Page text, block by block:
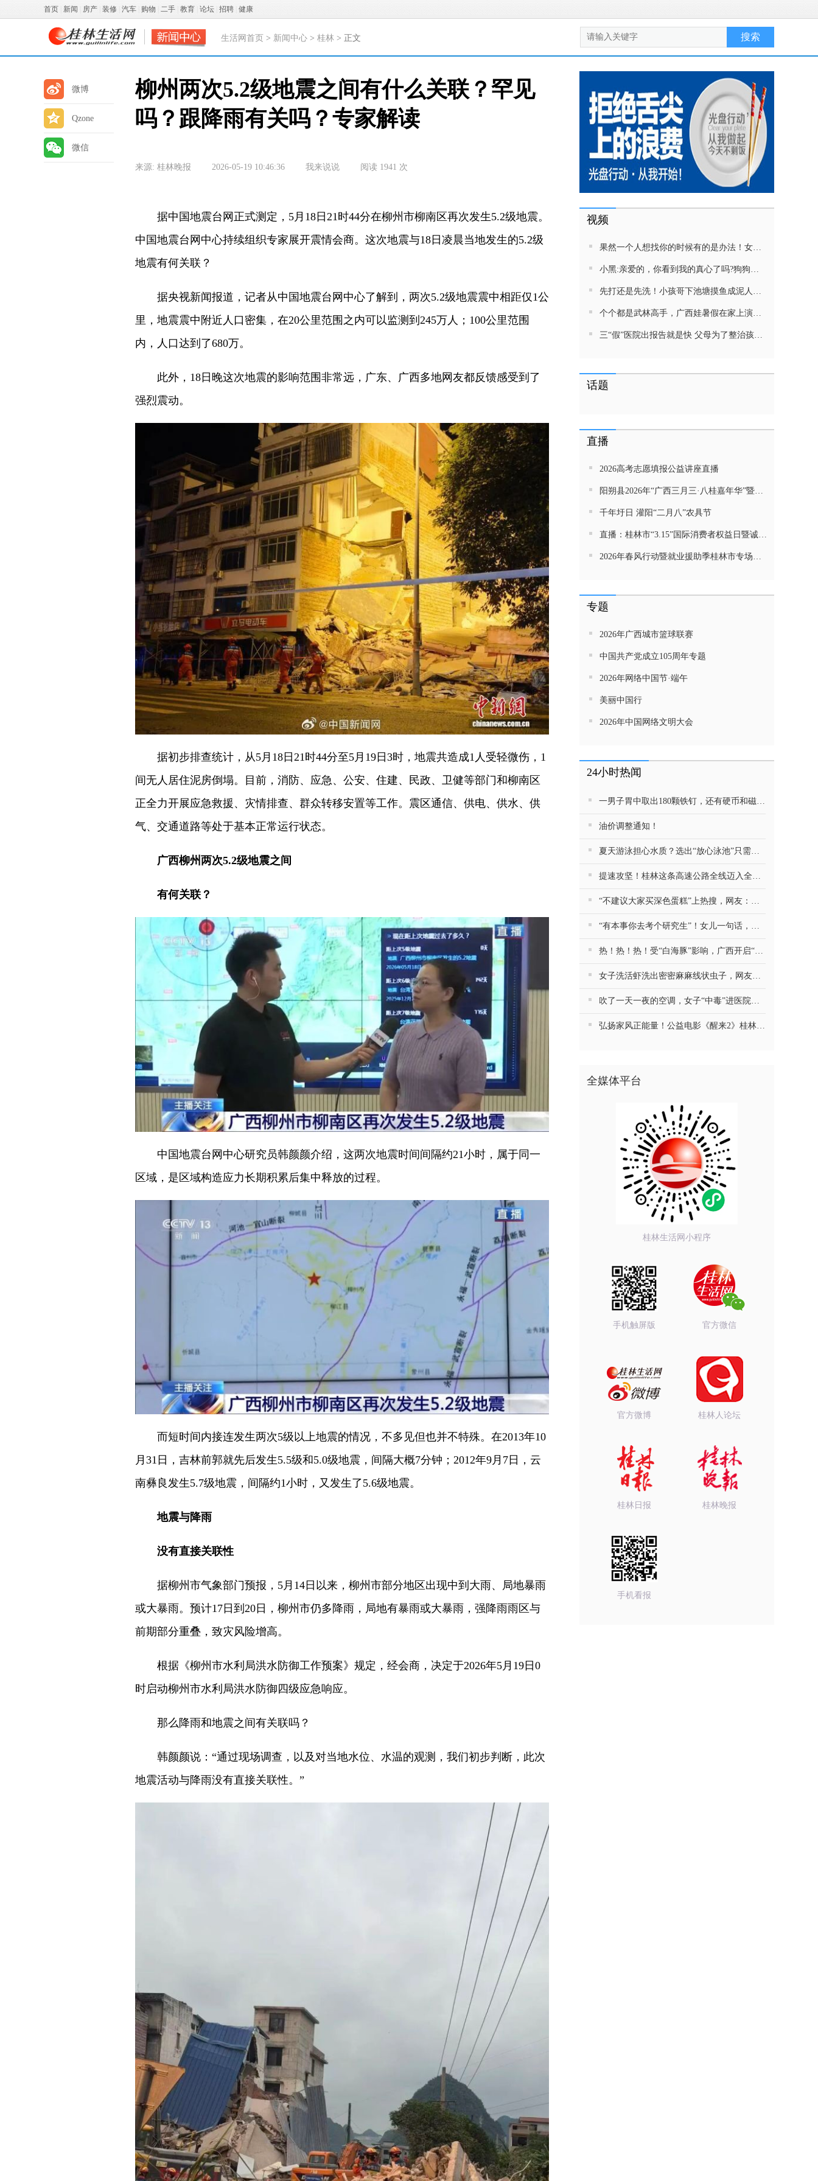
首页 新闻 房产 装修 汽车 购物 二手 教育 论坛 招聘 健康
生活网首页 > 新闻中心 > 桂林 > 正文
微博
Qzone
微信
柳州两次5.2级地震之间有什么关联？罕见
吗？跟降雨有关吗？专家解读
来源: 桂林晚报 2026-05-19 10:46:36 我来说说 阅读 1941 次
据中国地震台网正式测定，5月18日21时44分在柳州市柳南区再次发生5.2级地震。
中国地震台网中心持续组织专家展开震情会商。这次地震与18日凌晨当地发生的5.2级
地震有何关联？
据央视新闻报道，记者从中国地震台网中心了解到，两次5.2级地震震中相距仅1公
里，地震震中附近人口密集，在20公里范围之内可以监测到245万人；100公里范围
内，人口达到了680万。
此外，18日晚这次地震的影响范围非常远，广东、广西多地网友都反馈感受到了
强烈震动。
据初步排查统计，从5月18日21时44分至5月19日3时，地震共造成1人受轻微伤，1
间无人居住泥房倒塌。目前，消防、应急、公安、住建、民政、卫健等部门和柳南区
正全力开展应急救援、灾情排查、群众转移安置等工作。震区通信、供电、供水、供
气、交通道路等处于基本正常运行状态。
广西柳州两次5.2级地震之间
有何关联？
中国地震台网中心研究员韩颜颜介绍，这两次地震时间间隔约21小时，属于同一
区域，是区域构造应力长期积累后集中释放的过程。
而短时间内接连发生两次5级以上地震的情况，不多见但也并不特殊。在2013年10
月31日，吉林前郭就先后发生5.5级和5.0级地震，间隔大概7分钟；2012年9月7日，云
南彝良发生5.7级地震，间隔约1小时，又发生了5.6级地震。
地震与降雨
没有直接关联性
据柳州市气象部门预报，5月14日以来，柳州市部分地区出现中到大雨、局地暴雨
或大暴雨。预计17日到20日，柳州市仍多降雨，局地有暴雨或大暴雨，强降雨雨区与
前期部分重叠，致灾风险增高。
根据《柳州市水利局洪水防御工作预案》规定，经会商，决定于2026年5月19日0
时启动柳州市水利局洪水防御四级应急响应。
那么降雨和地震之间有关联吗？
韩颜颜说：“通过现场调查，以及对当地水位、水温的观测，我们初步判断，此次
地震活动与降雨没有直接关联性。”
视频
果然一个人想找你的时候有的是办法！女生吵架将男友拉黑，结果男友给家里狗打电话了！汪：吵死了，一会就去把号码注销
小黑:亲爱的，你看到我的真心了吗?狗狗雨中等好朋狗不愿离去，网友:确实搞笑，黄黄都有男朋友，你却没有
先打还是先洗！小孩哥下池塘摸鱼成泥人！网友：这才是童年该有的样子，好怀念
个个都是武林高手，广西娃暑假在家上演武侠片，80后90后:以前我们也这样玩
三“假”医院出报告就是快 父母为了整治孩子少吃零食想尽了办法 网友：“又有”笑死我了
话题
直播
2026高考志愿填报公益讲座直播
阳朔县2026年“广西三月三·八桂嘉年华”暨金龙巡游活动直播
千年圩日 灌阳“二月八”农具节
直播：桂林市“3.15”国际消费者权益日暨诚信教育主题活动网民面对面活动
2026年春风行动暨就业援助季桂林市专场招聘活动直播带岗
专题
2026年广西城市篮球联赛
中国共产党成立105周年专题
2026年网络中国节·端午
美丽中国行
2026年中国网络文明大会
24小时热闻
一男子胃中取出180颗铁钉，还有硬币和磁铁等，总重超1公斤，家属回应
油价调整通知！
夏天游泳担心水质？选出“放心泳池”只需这4招
提速攻坚！桂林这条高速公路全线迈入全面建设阶段
“不建议大家买深色蛋糕”上热搜，网友：天塌了！
“有本事你去考个研究生”！女儿一句话，爸爸考上985硕士
热！热！热！受“白海豚”影响，广西开启“空调外机”模式，局地气温直冲38℃
女子洗活虾洗出密密麻麻线状虫子，网友疑惑：这是寄生虫还是虾崽？医生提醒→
吹了一天一夜的空调，女子“中毒”进医院！医生提醒→
弘扬家风正能量！公益电影《醒来2》桂林专场圆满举办
全媒体平台
桂林生活网小程序
手机触屏版 官方微信
官方微博 桂林人论坛
桂林日报 桂林晚报
手机看报